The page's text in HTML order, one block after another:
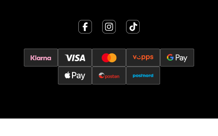
Strandtorget, 2609 Lillehammer
0 i butikk